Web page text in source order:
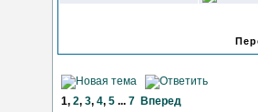
1, 2, 3, 4, 5 ... 7 Вперед